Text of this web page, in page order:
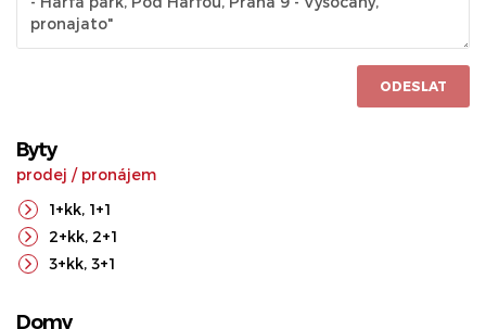
ODESLAT
Byty
prodej / pronájem
1+kk, 1+1
2+kk, 2+1
3+kk, 3+1
Domy